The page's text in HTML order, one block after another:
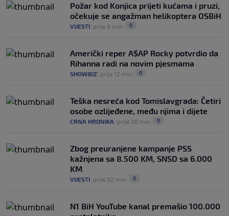
Požar kod Konjica prijeti kućama i pruzi,
očekuje se angažman helikoptera OSBiH
VIJESTI prije 8 min 0
Američki reper A$AP Rocky potvrdio da
Rihanna radi na novim pjesmama
SHOWBIZ prije 12 min 0
Teška nesreća kod Tomislavgrada: Četiri
osobe ozlijeđene, među njima i dijete
CRNA HRONIKA prije 20 min 0
Zbog preuranjene kampanje PSS
kažnjena sa 8.500 KM, SNSD sa 6.000
KM
VIJESTI prije 32 min 0
N1 BiH YouTube kanal premašio 100.000